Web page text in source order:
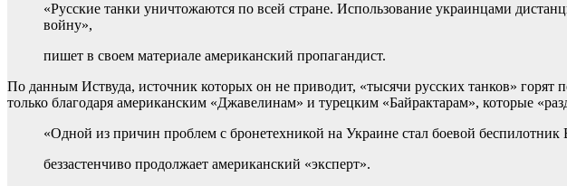
«Русские танки уничтожаются по всей стране. Использование украинцами
войну»,
пишет в своем материале американский пропагандист.
По данным Иствуда, источник которых он не приводит, «тысячи русских танков»
только благодаря американским «Джавелинам» и турецким «Байрактарам», которые
«Одной из причин проблем с бронетехникой на Украине стал боевой беспилотник
беззастенчиво продолжает американский «эксперт».